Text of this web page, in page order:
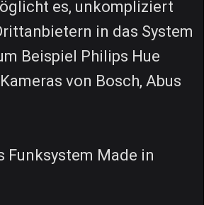
es, unkompliziert
in das System
Beispiel Philips Hue
von Bosch, Abus
Funksystem Made in